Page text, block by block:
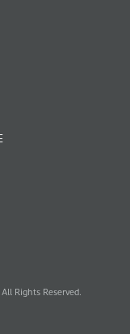
Rights Reserved.